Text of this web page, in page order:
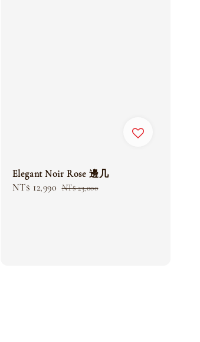
Elegant Noir Rose 邊几
Sale
NT$ 12,990 Regular
NT$ 23,000